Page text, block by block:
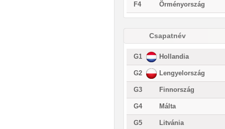
F4 Örményország
Csapatnév
G1 Hollandia
G2 Lengyelország
G3 Finnország
G4 Málta
G5 Litvánia